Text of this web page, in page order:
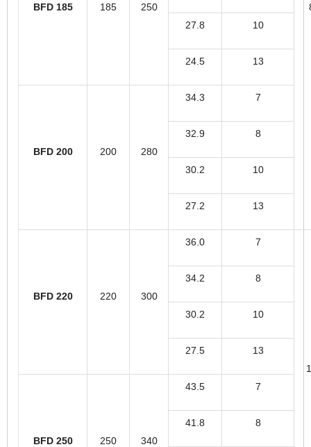
BFD 185 185
250
27.8
10
24.5 13
BFD 200 200 280
34.3 7
32.9 8
30.2 10
27.2 13
BFD 220 220 300
36.0 7
34.2 8
30.2 10
27.5 13
BFD 250 250 340
43.5 7
41.8 8